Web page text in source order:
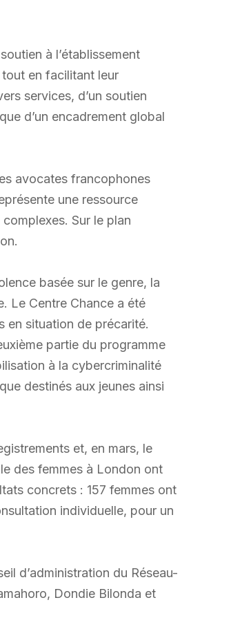
à l’établissement
en facilitant leur
services, d’un soutien
d’un encadrement global
avocates francophones
une ressource
Sur le plan
basée sur le genre, la
Le Centre Chance a été
en situation de précarité.
partie du programme
à la cybercriminalité
destinés aux jeunes ainsi
et, en mars, le
des femmes à London ont
concrets : 157 femmes ont
individuelle, pour un
d’administration du Réseau-
Dondie Bilonda et